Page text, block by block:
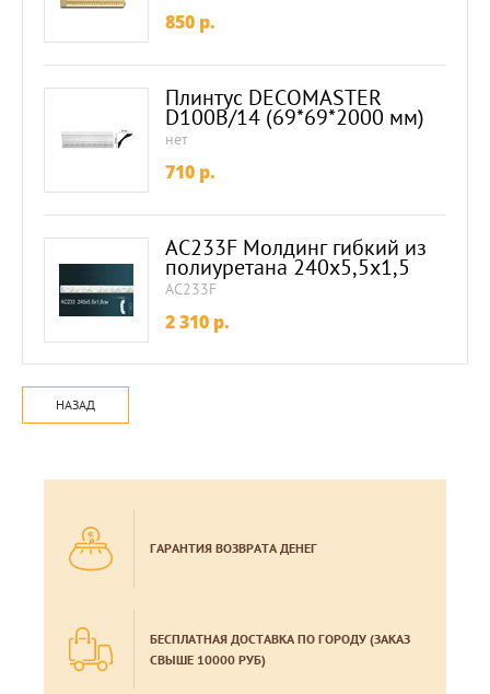
850 p.
Плинтус DECOMASTER
D100B/14 (69*69*2000 мм)
нет
710 p.
AC233F Молдинг гибкий из
полиуретана 240х5,5х1,5
AC233F
2 310 p.
НАЗАД
ГАРАНТИЯ ВОЗВРАТА ДЕНЕГ
БЕСПЛАТНАЯ ДОСТАВКА ПО ГОРОДУ (ЗАКАЗ
СВЫШЕ 10000 РУБ)